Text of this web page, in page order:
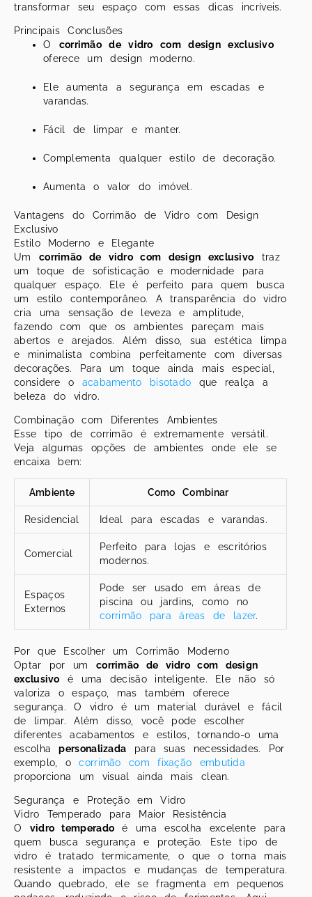
transformar seu espaço com essas dicas incríveis.
Principais Conclusões
O corrimão de vidro com design exclusivo
oferece um design moderno.
Ele aumenta a segurança em escadas e
varandas.
Fácil de limpar e manter.
Complementa qualquer estilo de decoração.
Aumenta o valor do imóvel.
Vantagens do Corrimão de Vidro com Design
Exclusivo
Estilo Moderno e Elegante
Um corrimão de vidro com design exclusivo traz
um toque de sofisticação e modernidade para
qualquer espaço. Ele é perfeito para quem busca
um estilo contemporâneo. A transparência do vidro
cria uma sensação de leveza e amplitude,
fazendo com que os ambientes pareçam mais
abertos e arejados. Além disso, sua estética limpa
e minimalista combina perfeitamente com diversas
decorações. Para um toque ainda mais especial,
considere o acabamento bisotado que realça a
beleza do vidro.
Combinação com Diferentes Ambientes
Esse tipo de corrimão é extremamente versátil.
Veja algumas opções de ambientes onde ele se
encaixa bem:
Ambiente Como Combinar
Residencial Ideal para escadas e varandas.
Comercial
Perfeito para lojas e escritórios
modernos.
Espaços
Externos
Pode ser usado em áreas de
piscina ou jardins, como no
corrimão para áreas de lazer.
Por que Escolher um Corrimão Moderno
Optar por um corrimão de vidro com design
exclusivo é uma decisão inteligente. Ele não só
valoriza o espaço, mas também oferece
segurança. O vidro é um material durável e fácil
de limpar. Além disso, você pode escolher
diferentes acabamentos e estilos, tornando-o uma
escolhapersonalizada para suas necessidades. Por
exemplo, ocorrimão com fixação embutida
proporciona um visual ainda mais clean.
Segurança e Proteção em Vidro
Vidro Temperado para Maior Resistência
O vidro temperado é uma escolha excelente para
quem busca segurança e proteção. Este tipo de
vidro é tratado termicamente, o que o torna mais
resistente a impactos e mudanças de temperatura.
Quando quebrado, ele se fragmenta em pequenos